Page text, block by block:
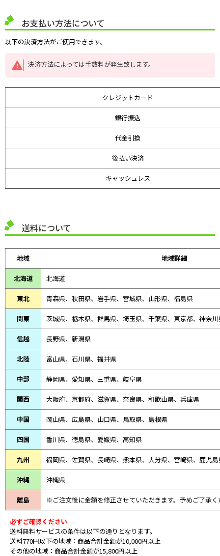
お支払い方法について
以下の決済方法がご使用できます。
決済方法によっては手数料が発生致します。
クレジットカード
銀行振込
代金引換
後払い決済
キャッシュレス
送料について
地域 地域詳細
北海道 北海道
東北 青森県、 秋田県、 岩手県、宮城県、山形県、福島県
関東 茨城県、栃木県、群馬県、埼玉県、千葉県、東京都、神奈
信越 長野県、新潟県
北陸 富山県、 石川県、 福井県
中部 静岡県、 愛知県、 三重県、 岐阜県
関西 大阪府、京都府、滋賀県、奈良県、和歌山県、兵庫県
中国 岡山県、広島県、山口県、鳥取県、島根県
四国 香川県、徳島県、愛媛県、高知県
九州 福岡県、佐賀県、長崎県、熊本県、大分県、宮崎県、鹿児
沖縄 沖縄県
離島 ※ご注文後に金額を修正させていただきます。予めご了承く
必ずご確認ください
送料無料サービスの条件は以下の通りとなります。
送料770円以下の地域：商品合計金額が10,000円以上
その他の地域：商品合計金額が15,800円以上